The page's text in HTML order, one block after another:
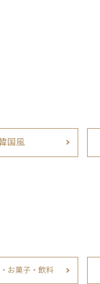
国風
お菓子・飲料